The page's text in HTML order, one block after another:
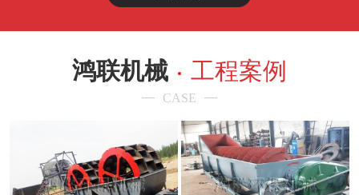
鸿联机械 工程案例
CASE